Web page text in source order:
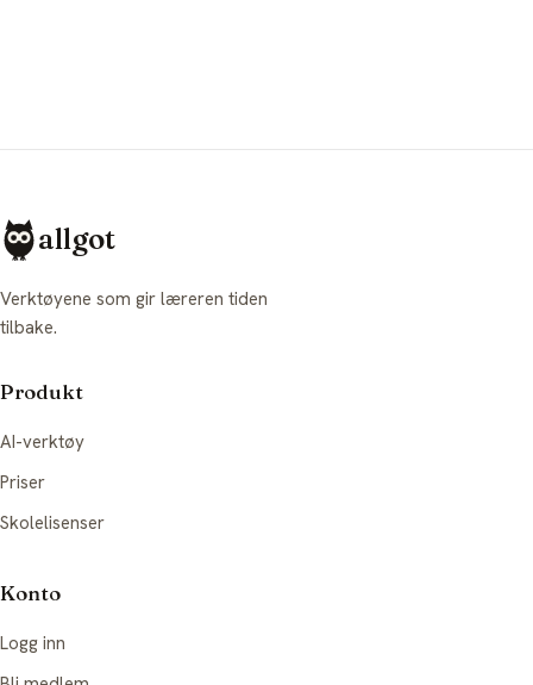
allgot
Verktøyene som gir læreren tiden
tilbake.
Produkt
AI-verktøy
Priser
Skolelisenser
Konto
Logg inn